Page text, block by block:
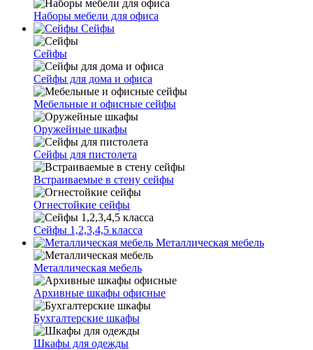
Наборы мебели для офиса
Сейфы
Сейфы
Сейфы для дома и офиса
Мебельные и офисные сейфы
Оружейные шкафы
Сейфы для пистолета
Встраиваемые в стену сейфы
Огнестойкие сейфы
Сейфы 1,2,3,4,5 класса
Металлическая мебель
Металлическая мебель
Архивные шкафы офисные
Бухгалтерские шкафы
Шкафы для одежды